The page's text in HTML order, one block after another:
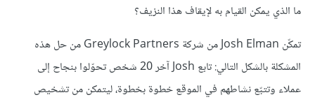
ما الذي يمكن القيام به لإيقاف هذا النزيف؟
تمكّن Josh Elman من شركة Greylock Partners من حل هذه
المشكلة بالشكل التالي: تابع Josh آخر 20 شخص تحوّلوا بنجاح إلى
عملاء وتتبّع نشاطهم في الموقع خطوة بخطوة، ليتمكن من تشخيص